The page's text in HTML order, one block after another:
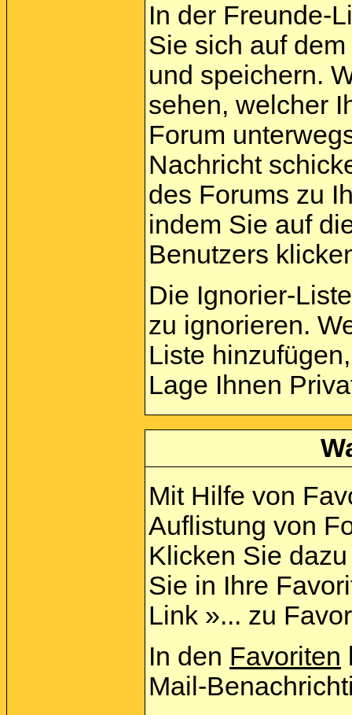
In der Freunde-
Sie sich auf
und speichern.
sehen, welcher
Forum
Nachricht
des Forums zu
indem Sie auf
Benutzers
Die Ignorier-
zu ignorieren.
Liste
Lage Ihnen
Mit Hilfe von
Auflistung von
Klicken Sie
Sie in Ihre
Link »... zu
In den Favoriten
Mail-